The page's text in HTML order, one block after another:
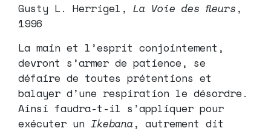
Gusty L. Herrigel, La Voie des fleurs ,
1996
La main et l’esprit conjointement,
devront s’armer de patience, se
défaire de toutes prétentions et
balayer d’une respiration le désordre.
Ainsi faudra-t-il s’appliquer pour
exécuter un Ikebana , autrement dit